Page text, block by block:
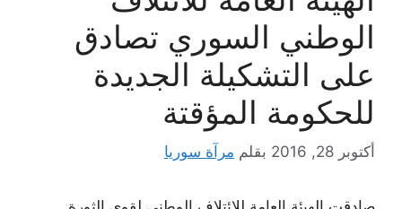
الوطني السوري تصادق
على التشكيلة الجديدة
للحكومة المؤقتة
أكتوبر 28, 2016 بقلم مرآة سوريا